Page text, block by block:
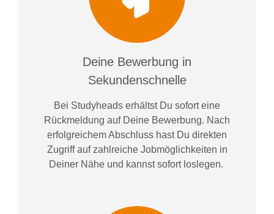
Deine Bewerbung in
Sekundenschnelle
Bei Studyheads erhältst Du sofort eine
Rückmeldung auf Deine Bewerbung. Nach
erfolgreichem Abschluss hast Du direkten
Zugriff auf zahlreiche Jobmöglichkeiten in
Deiner Nähe und kannst sofort loslegen.